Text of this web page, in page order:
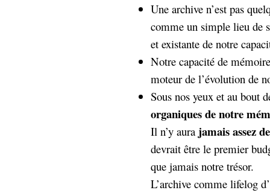
Une archive n’est pas
comme un simple lieu de
et existante de notre
Notre capacité de
moteur de l’évolution de
Sous nos yeux et au bout
organiques de notre
Il n’y aura jamais assez
devrait être le premier
que jamais notre trésor.
L’archive comme lifelog